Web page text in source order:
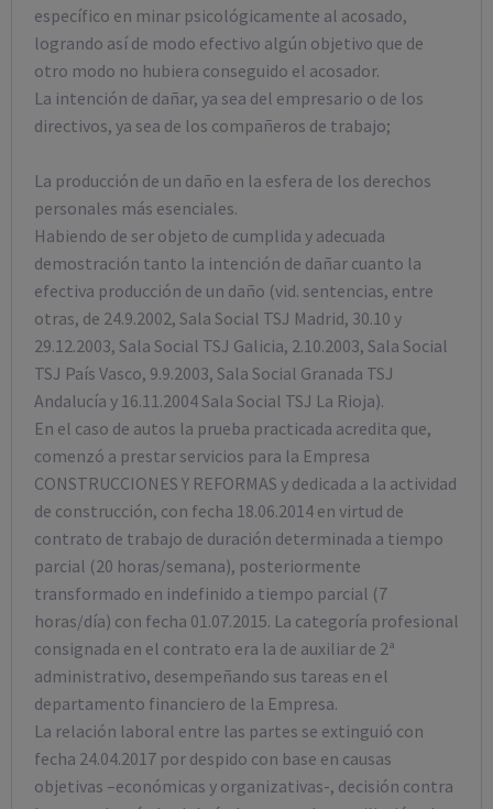
específico en minar psicológicamente al acosado,
logrando así de modo efectivo algún objetivo que de
otro modo no hubiera conseguido el acosador.
La intención de dañar, ya sea del empresario o de los
directivos, ya sea de los compañeros de trabajo;
La producción de un daño en la esfera de los derechos
personales más esenciales.
Habiendo de ser objeto de cumplida y adecuada
demostración tanto la intención de dañar cuanto la
efectiva producción de un daño (vid. sentencias, entre
otras, de 24.9.2002, Sala Social TSJ Madrid, 30.10 y
29.12.2003, Sala Social TSJ Galicia, 2.10.2003, Sala Social
TSJ País Vasco, 9.9.2003, Sala Social Granada TSJ
Andalucía y 16.11.2004 Sala Social TSJ La Rioja).
En el caso de autos la prueba practicada acredita que,
comenzó a prestar servicios para la Empresa
CONSTRUCCIONES Y REFORMAS y dedicada a la actividad
de construcción, con fecha 18.06.2014 en virtud de
contrato de trabajo de duración determinada a tiempo
parcial (20 horas/semana), posteriormente
transformado en indefinido a tiempo parcial (7
horas/día) con fecha 01.07.2015. La categoría profesional
consignada en el contrato era la de auxiliar de 2ª
administrativo, desempeñando sus tareas en el
departamento financiero de la Empresa.
La relación laboral entre las partes se extinguió con
fecha 24.04.2017 por despido con base en causas
objetivas –económicas y organizativas-, decisión contra